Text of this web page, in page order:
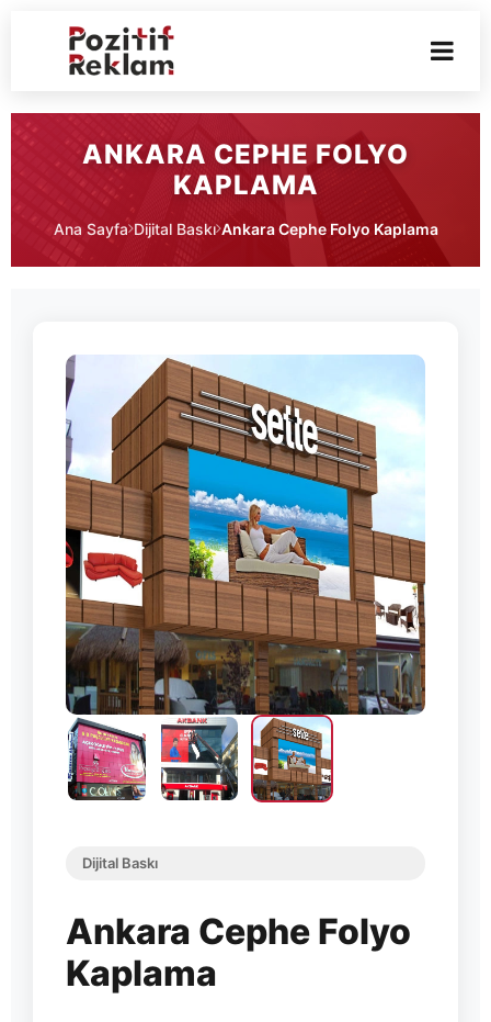
ANKARA CEPHE FOLYO
KAPLAMA
Ana Sayfa Dijital Baskı Ankara Cephe Folyo Kaplama
Dijital Baskı
Ankara Cephe Folyo
Kaplama